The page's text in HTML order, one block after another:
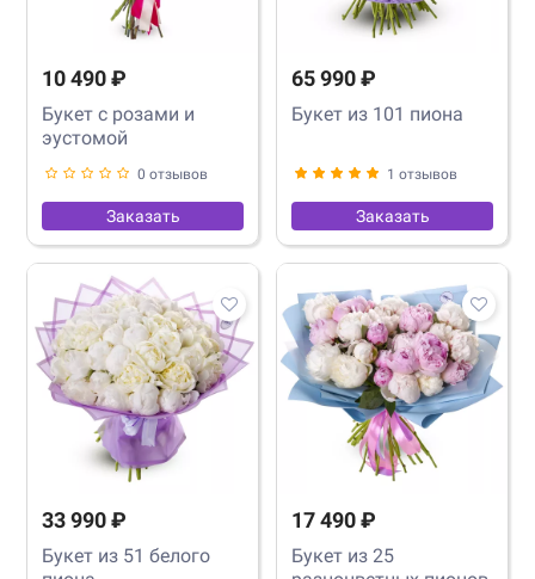
10 490 ₽
Букет с розами и
эустомой
0 отзывов
Заказать
65 990 ₽
Букет из 101 пиона
1 отзывов
Заказать
33 990 ₽
Букет из 51 белого
17 490 ₽
Букет из 25